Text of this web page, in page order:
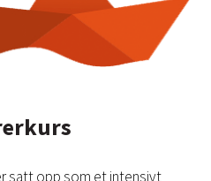
satt opp som et intensivt